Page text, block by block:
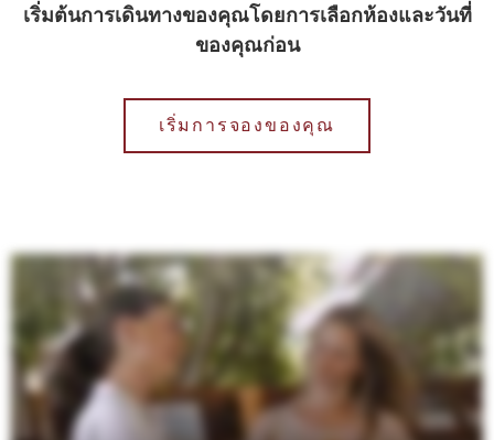
เริ่มต้นการเดินทางของคุณโดยการเลือกห้องและวันที่
ของคุณก่อน
เริ่มการจองของคุณ